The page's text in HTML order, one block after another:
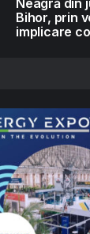
Neagră din
Bihor, prin
implicare